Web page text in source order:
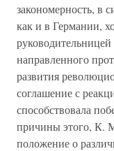
закономерность, в
как и в Германии,
направленного
развития
соглашение с
способствовала
причины этого, К.
положение о